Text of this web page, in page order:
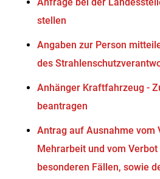
stellen
Angaben zur Person
des
Anhänger Kraftfahrzeug -
beantragen
Antrag auf Ausnahme vom
Mehrarbeit und vom
besonderen Fällen, sowie